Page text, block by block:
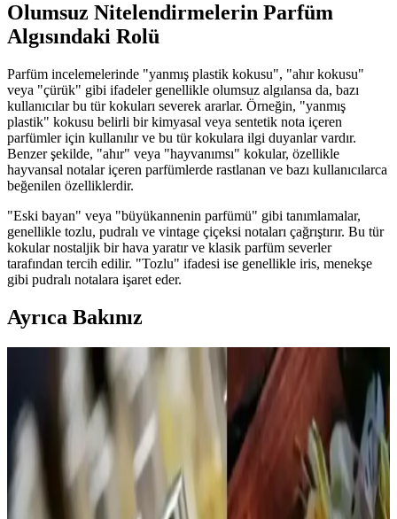
Olumsuz Nitelendirmelerin Parfüm
Algısındaki Rolü
Parfüm incelemelerinde "yanmış plastik kokusu", "ahır kokusu"
veya "çürük" gibi ifadeler genellikle olumsuz algılansa da, bazı
kullanıcılar bu tür kokuları severek ararlar. Örneğin, "yanmış
plastik" kokusu belirli bir kimyasal veya sentetik nota içeren
parfümler için kullanılır ve bu tür kokulara ilgi duyanlar vardır.
Benzer şekilde, "ahır" veya "hayvanımsı" kokular, özellikle
hayvansal notalar içeren parfümlerde rastlanan ve bazı kullanıcılarca
beğenilen özelliklerdir.
"Eski bayan" veya "büyükannenin parfümü" gibi tanımlamalar,
genellikle tozlu, pudralı ve vintage çiçeksi notaları çağrıştırır. Bu tür
kokular nostaljik bir hava yaratır ve klasik parfüm severler
tarafından tercih edilir. "Tozlu" ifadesi ise genellikle iris, menekşe
gibi pudralı notalara işaret eder.
Ayrıca Bakınız
Calvin Klein Contradiction Edp 100 Ml Kadın
Parfümü: Modern ve Kalıcı Çiçeksi Odunsu Koku
Calvin Klein'in Contradiction Edp 100 Ml kadın parfümü, ferah ve
odunsu notalarıyla gün boyu kalıcı, çok yönlü ve şık bir koku sunar,
günlük ve özel kullanımlar için ideal bir tercihtir.
ATTAR ESANS Zümrüt Esansı Doğal Hafif Parfüm
Roll-on 3ml Türkiye Menşei